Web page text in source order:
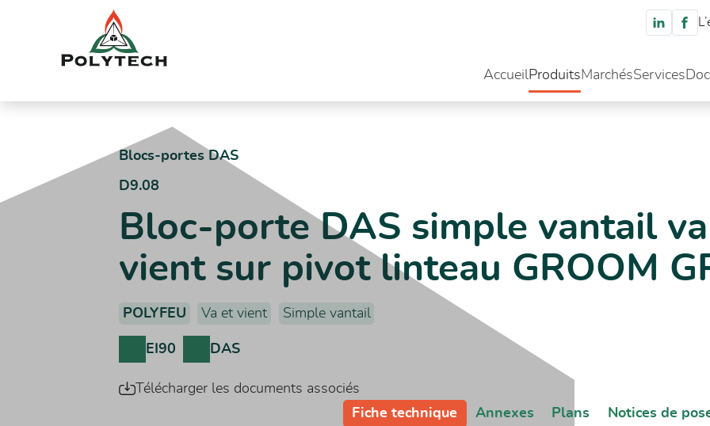
AccueilProduitsMarchésServices
Blocs-portes DAS
D9.08
Bloc-porte DAS simple vantail
vient sur pivot linteau GROOM
POLYFEU Va et vient Simple vantail
EI90 DAS
Télécharger les documents associés
Fiche technique
Annexes Plans Notices de